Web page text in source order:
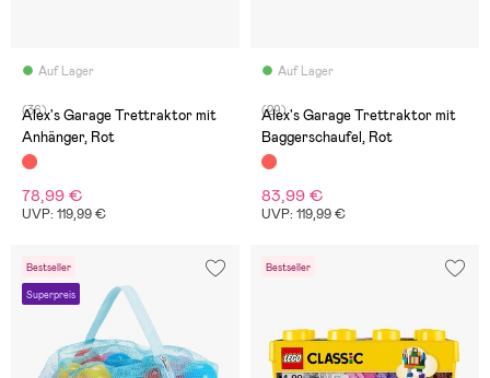
Auf Lager
(36)
Alex's Garage Trettraktor mit
Anhänger, Rot
78,99 €
UVP: 119,99 €
Auf Lager
(29)
Alex's Garage Trettraktor mit
Baggerschaufel, Rot
83,99 €
UVP: 119,99 €
Bestseller
Superpreis
Bestseller